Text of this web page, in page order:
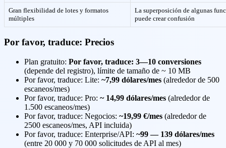
Gran flexibilidad de lotes y formatos
múltiples
La superposición de algunas
puede crear confusión
Por favor, traduce: Precios
Plan gratuito: Por favor, traduce: 3—10 conversiones
(depende del registro), límite de tamaño de ~ 10 MB
Por favor, traduce: Lite: ~7,99 dólares/mes (alrededor de 500
escaneos/mes)
Por favor, traduce: Pro: ~ 14,99 dólares/mes (alrededor de
1.500 escaneos/mes)
Por favor, traduce: Negocios: ~19,99 €/mes (alrededor de
2500 escaneos/mes, API incluida)
Por favor, traduce: Enterprise/API: ~99 — 139 dólares/mes
(entre 20 000 y 70 000 solicitudes de API al mes)